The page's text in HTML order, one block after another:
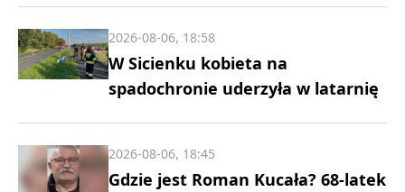
W Sicienku kobieta na
spadochronie uderzyła w latarnię
2026-08-06, 18:58
Gdzie jest Roman Kucała? 68-latek
2026-08-06, 18:45